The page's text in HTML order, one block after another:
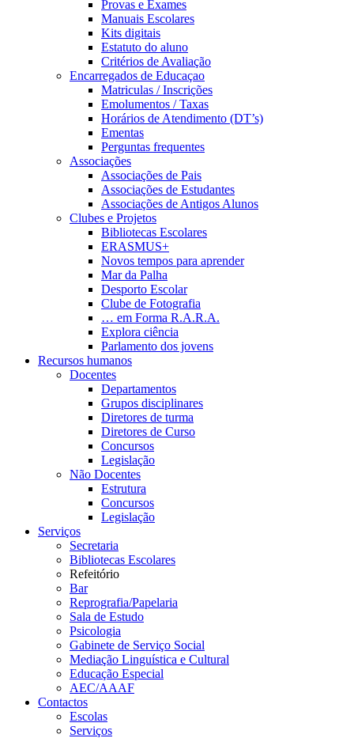
Provas e Exames
Manuais Escolares
Kits digitais
Estatuto do aluno
Critérios de Avaliação
Encarregados de Educaçao
Matriculas / Inscrições
Emolumentos / Taxas
Horários de Atendimento (DT’s)
Ementas
Perguntas frequentes
Associações
Associações de Pais
Associações de Estudantes
Associações de Antigos Alunos
Clubes e Projetos
Bibliotecas Escolares
ERASMUS+
Novos tempos para aprender
Mar da Palha
Desporto Escolar
Clube de Fotografia
… em Forma R.A.R.A.
Explora ciência
Parlamento dos jovens
Recursos humanos
Docentes
Departamentos
Grupos disciplinares
Diretores de turma
Diretores de Curso
Concursos
Legislação
Não Docentes
Estrutura
Concursos
Legislação
Serviços
Secretaria
Bibliotecas Escolares
Refeitório
Bar
Reprografia/Papelaria
Sala de Estudo
Psicologia
Gabinete de Serviço Social
Mediação Linguística e Cultural
Educação Especial
AEC/AAAF
Contactos
Escolas
Serviços